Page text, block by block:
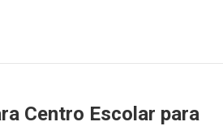
Centro Escolar para